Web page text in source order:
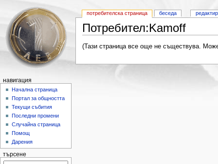
Потребител:Kamoff
(Тази страница все още не съществува.
потребителска страница беседа
навигация
Начална страница
Портал за общността
Текущи събития
Последни промени
Случайна страница
Помощ
Дарения
търсене